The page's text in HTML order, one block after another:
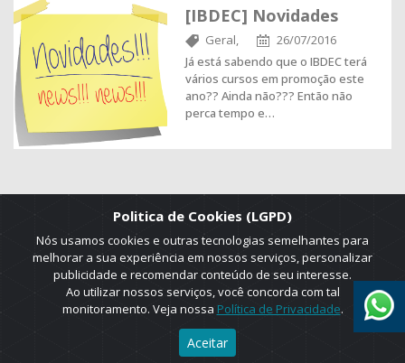
[IBDEC] Novidades
Geral,
26/07/2016
Já está sabendo que o IBDEC terá
vários cursos em promoção este
ano?? Ainda não??? Então não
perca tempo e…
2025 © Copyright. ADRUS. Todos os direitos reservados. Designed by
AGT Online.
Politica de Cookies (LGPD)
Nós usamos cookies e outras tecnologias semelhantes para
melhorar a sua experiência em nossos serviços, personalizar
publicidade e recomendar conteúdo de seu interesse.
Ao utilizar nossos serviços, você concorda com tal
monitoramento. Veja nossa Política de Privacidade.
Aceitar